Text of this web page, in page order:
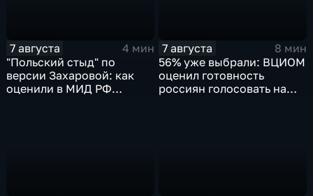
7 августа
4 мин
"Польский стыд" по
версии Захаровой: как
оценили в МИД РФ
7 августа
8 мин
56% уже выбрали: ВЦИОМ
оценил готовность
россиян голосовать на